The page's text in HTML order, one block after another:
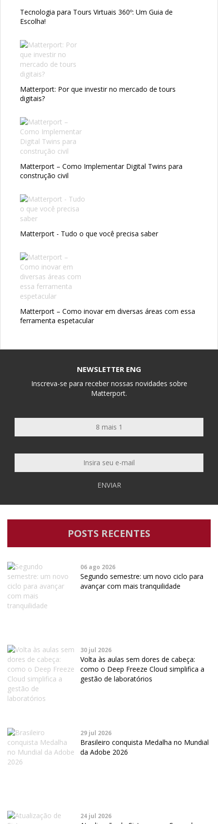
Tecnologia para Tours Virtuais 360º: Um Guia de
Escolha!
Matterport: Por que investir no mercado de tours
digitais?
Matterport – Como Implementar Digital Twins para
construção civil
Matterport - Tudo o que você precisa saber
Matterport – Como inovar em diversas áreas com essa
ferramenta espetacular
NEWSLETTER ENG
Inscreva-se para receber nossas novidades sobre
Matterport.
ENVIAR
POSTS RECENTES
06 ago 2026
Segundo semestre: um novo ciclo para
avançar com mais tranquilidade
30 jul 2026
Volta às aulas sem dores de cabeça:
como o Deep Freeze Cloud simplifica a
gestão de laboratórios
29 jul 2026
Brasileiro conquista Medalha no Mundial
da Adobe 2026
24 jul 2026